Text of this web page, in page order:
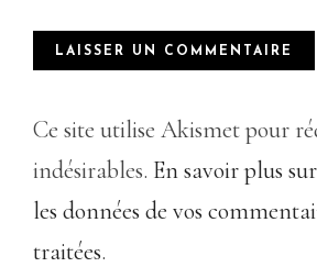
Ce site utilise Akismet pour
indésirables. En savoir plus
les données de vos
traitées.